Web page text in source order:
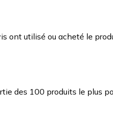
ont utilisé ou acheté le
des 100 produits le plus